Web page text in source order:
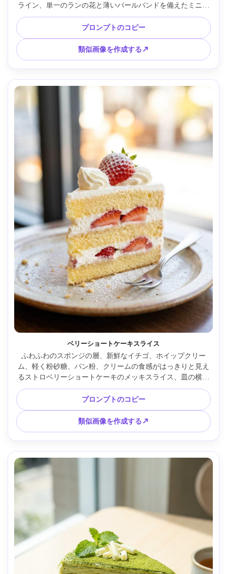
ライン、単一のランの花と薄いパールバンドを備えたミニマ
ルなホワイトバタークリームケーキ、ソフトボックス照明を
備えたハイキーなスタジオセットアップ、Nikon Z8で撮影、
70mmレンズ、f/4、ストレートオンフレーミング、自然な影
のフォーロフを備えた超リアルな白、豪華なパティスリーの
美学 --ar 4:5
プロンプトのコピー
類似画像を作成する↗
ベリーショートケーキスライス
ふわふわのスポンジの層、新鮮なイチゴ、ホイップクリー
ム、軽く粉砂糖、パン粉、クリームの食感がはっきりと見え
るストロベリーショートケーキのメッキスライス、皿の横に
小さなデザートフォーク、明るいカフェの窓のライト、富士
フイルムGFX100で撮影、110mmレンズ、f/2.8、マクロディ
テール、ソフトボケ、フォトリアリスティックな食べ物写真
--ar 4:5
プロンプトのコピー
類似画像を作成する↗